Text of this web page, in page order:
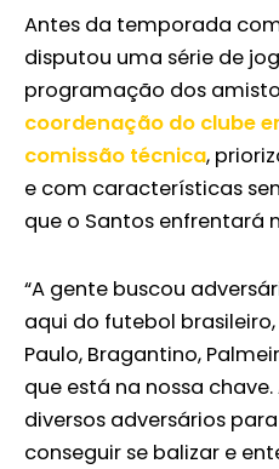
Antes da temporada
disputou uma série de
programação dos
coordenação do clube
comissão técnica,
e com características
que o Santos enfrentará
“A gente buscou
aqui do futebol
Paulo, Bragantino,
que está na nossa
diversos adversários
conseguir se balizar e